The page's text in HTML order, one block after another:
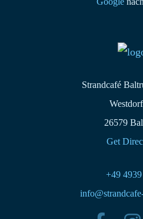
Strandcafé
26579
Get
+49